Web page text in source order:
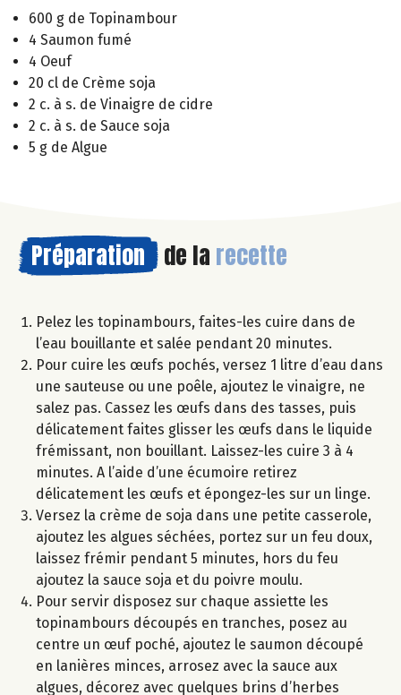
600 g de Topinambour
4 Saumon fumé
4 Oeuf
20 cl de Crème soja
2 c. à s. de Vinaigre de cidre
2 c. à s. de Sauce soja
5 g de Algue
Préparation de la recette
Pelez les topinambours, faites-les cuire dans de
l’eau bouillante et salée pendant 20 minutes.
Pour cuire les œufs pochés, versez 1 litre d’eau dans
une sauteuse ou une poêle, ajoutez le vinaigre, ne
salez pas. Cassez les œufs dans des tasses, puis
délicatement faites glisser les œufs dans le liquide
frémissant, non bouillant. Laissez-les cuire 3 à 4
minutes. A l’aide d’une écumoire retirez
délicatement les œufs et épongez-les sur un linge.
Versez la crème de soja dans une petite casserole,
ajoutez les algues séchées, portez sur un feu doux,
laissez frémir pendant 5 minutes, hors du feu
ajoutez la sauce soja et du poivre moulu.
Pour servir disposez sur chaque assiette les
topinambours découpés en tranches, posez au
centre un œuf poché, ajoutez le saumon découpé
en lanières minces, arrosez avec la sauce aux
algues, décorez avec quelques brins d’herbes